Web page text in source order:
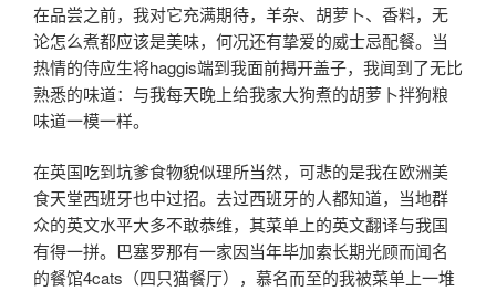
在品尝之前，我对它充满期待，羊杂、胡萝卜、香料，无
论怎么煮都应该是美味，何况还有挚爱的威士忌配餐。当
热情的侍应生将haggis端到我面前揭开盖子，我闻到了无比
熟悉的味道：与我每天晚上给我家大狗煮的胡萝卜拌狗粮
味道一模一样。
在英国吃到坑爹食物貌似理所当然，可悲的是我在欧洲美
食天堂西班牙也中过招。去过西班牙的人都知道，当地群
众的英文水平大多不敢恭维，其菜单上的英文翻译与我国
有得一拼。巴塞罗那有一家因当年毕加索长期光顾而闻名
的餐馆4cats（四只猫餐厅），慕名而至的我被菜单上一堆